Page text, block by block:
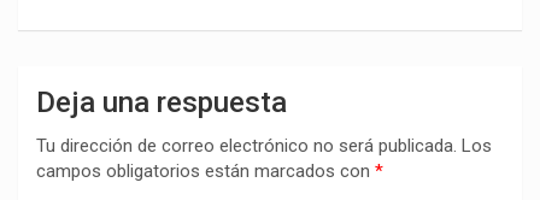
Deja una respuesta
Tu dirección de correo electrónico no será publicada. Los
campos obligatorios están marcados con *